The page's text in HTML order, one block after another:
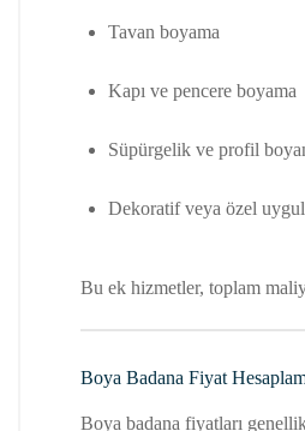
Tavan boyama
Kapı ve pencere boyama
Süpürgelik ve profil
Dekoratif veya özel
Bu ek hizmetler, toplam
Boya Badana Fiyat
Boya badana fiyatları